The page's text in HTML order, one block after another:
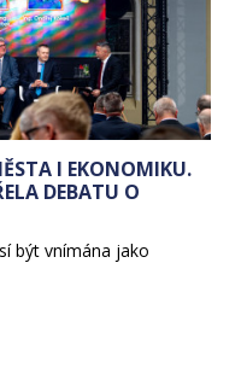
I EKONOMIKU.
DEBATU O
být vnímána jako